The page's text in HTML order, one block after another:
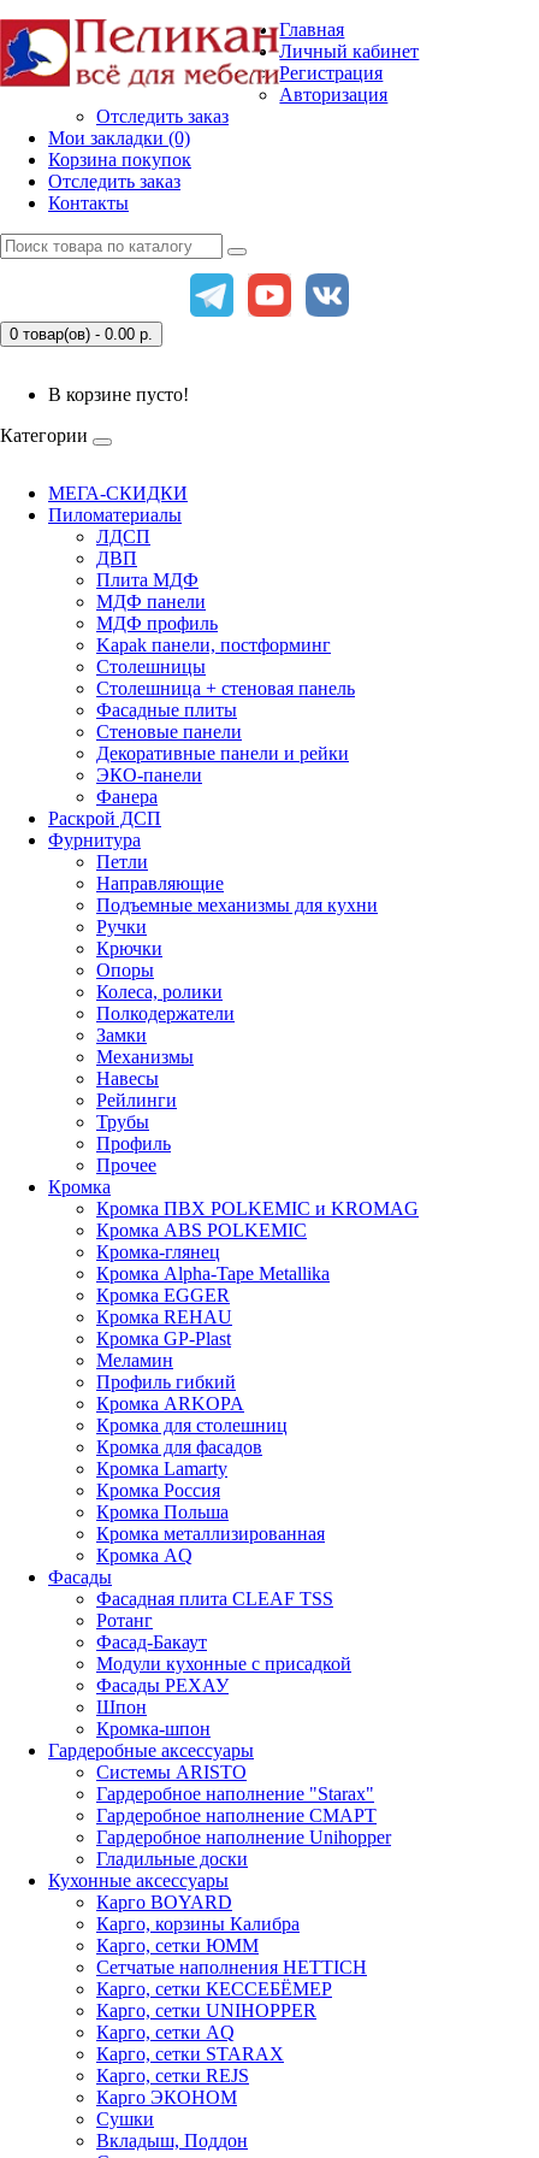
Главная
Личный кабинет
Регистрация
Авторизация
Отследить заказ
Мои закладки (0)
Корзина покупок
Отследить заказ
Контакты
0 товар(ов) - 0.00 р.
В корзине пусто!
Категории
МЕГА-СКИДКИ
Пиломатериалы
ЛДСП
ДВП
Плита МДФ
МДФ панели
МДФ профиль
Kapak панели, постформинг
Столешницы
Столешница + стеновая панель
Фасадные плиты
Стеновые панели
Декоративные панели и рейки
ЭКО-панели
Фанера
Раскрой ДСП
Фурнитура
Петли
Направляющие
Подъемные механизмы для кухни
Ручки
Крючки
Опоры
Колеса, ролики
Полкодержатели
Замки
Механизмы
Навесы
Рейлинги
Трубы
Профиль
Прочее
Кромка
Кромка ПВХ POLKEMIC и KROMAG
Кромка ABS POLKEMIС
Кромка-глянец
Кромка Alpha-Tape Metallika
Кромка EGGER
Кромка REHAU
Кромка GP-Plast
Меламин
Профиль гибкий
Кромка ARKOPA
Кромка для столешниц
Кромка для фасадов
Кромка Lamarty
Кромка Россия
Кромка Польша
Кромка металлизированная
Кромка AQ
Фасады
Фасадная плита CLEAF TSS
Ротанг
Фасад-Бакаут
Модули кухонные с присадкой
Фасады РЕХАУ
Шпон
Кромка-шпон
Гардеробные аксессуары
Системы ARISTO
Гардеробное наполнение "Starax"
Гардеробное наполнение СМАРТ
Гардеробное наполнение Unihopper
Гладильные доски
Кухонные аксессуары
Карго BOYARD
Карго, корзины Калибра
Карго, сетки ЮММ
Сетчатые наполнения HETTICH
Карго, сетки КЕССЕБЁМЕР
Карго, сетки UNIHOPPER
Карго, сетки AQ
Карго, сетки STARAX
Карго, сетки REJS
Карго ЭКОНОМ
Сушки
Вкладыш, Поддон